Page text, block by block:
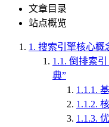
文章目录
站点概览
1. 搜索引擎核心概
1.1. 倒排索引
典”
1.1.1.
1.1.2.
1.1.3.